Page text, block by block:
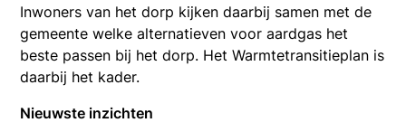
Inwoners van het dorp kijken daarbij samen met de
gemeente welke alternatieven voor aardgas het
beste passen bij het dorp. Het Warmtetransitieplan is
daarbij het kader.
Nieuwste inzichten